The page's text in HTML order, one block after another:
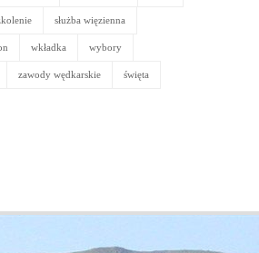
służba więzienna
wkładka wybory
zawody wędkarskie święta